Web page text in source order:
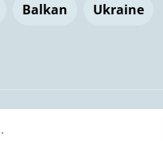
Balkan Ukraine